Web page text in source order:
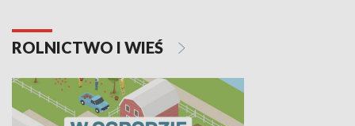
ROLNICTWO I WIEŚ